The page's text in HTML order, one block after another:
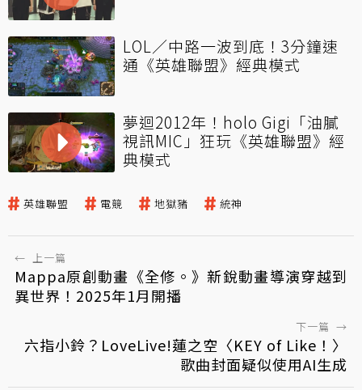
LOL／中路一波到底！3分鐘速
通《英雄聯盟》經典模式
夢迴2012年！holo Gigi「油膩
視訊MIC」狂玩《英雄聯盟》經
典模式
英雄聯盟 電競 地獄豬 統神
← 上一篇
Mappa原創動畫《全修。》新銳動畫導演穿越到
異世界！2025年1月開播
下一篇 →
六指小鈴？LoveLive!蓮之空〈KEY of Like！〉
歌曲封面疑似使用AI生成